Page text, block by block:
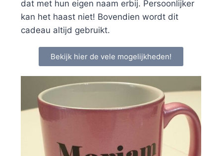
dat met hun eigen naam erbij. Persoonlijker
kan het haast niet! Bovendien wordt dit
cadeau altijd gebruikt.
Bekijk hier de vele mogelijkheden!